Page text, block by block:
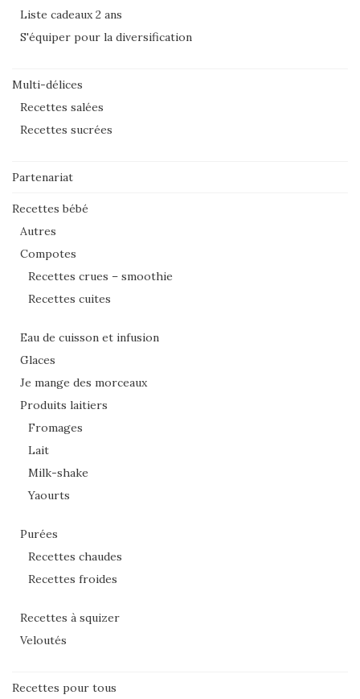
Liste cadeaux 2 ans
S'équiper pour la diversification
Multi-délices
Recettes salées
Recettes sucrées
Partenariat
Recettes bébé
Autres
Compotes
Recettes crues – smoothie
Recettes cuites
Eau de cuisson et infusion
Glaces
Je mange des morceaux
Produits laitiers
Fromages
Lait
Milk-shake
Yaourts
Purées
Recettes chaudes
Recettes froides
Recettes à squizer
Veloutés
Recettes pour tous